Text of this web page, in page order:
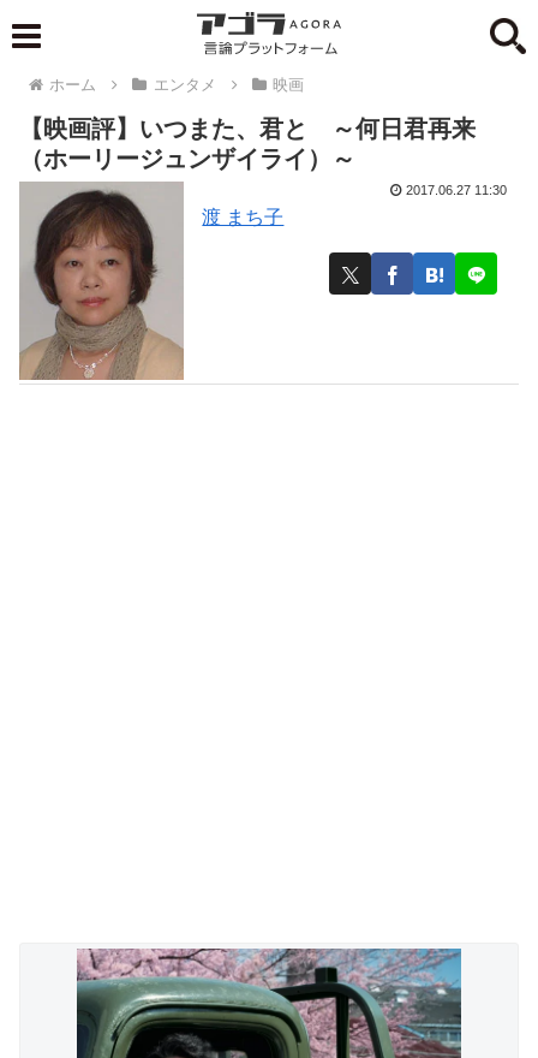
ホーム エンタメ 映画
【映画評】いつまた、君と ～何日君再来
（ホーリージュンザイライ）～
渡 まち子
2017.06.27 11:30